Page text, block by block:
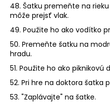
48. Šatku premeňte na
môže prejsť vlak.
49. Použite ho ako vodítko
50. Premeňte šatku na
hradu.
51. Použite ho ako piknikovú
52. Pri hre na doktora šatka
53. "Zaplávajte" na šatke.